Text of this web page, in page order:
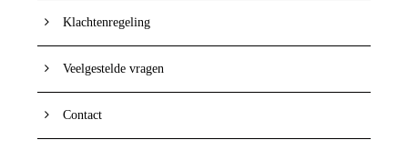
Klachtenregeling
Veelgestelde vragen
Contact